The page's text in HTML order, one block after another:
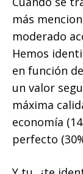
más
moderado
Hemos
en función
un valor
máxima
economía
perfecto